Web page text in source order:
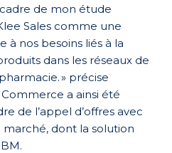
de mon étude
Sales comme une
nos besoins liés à la
dans les réseaux de
» précise
a ainsi été
de l’appel d’offres avec
dont la solution